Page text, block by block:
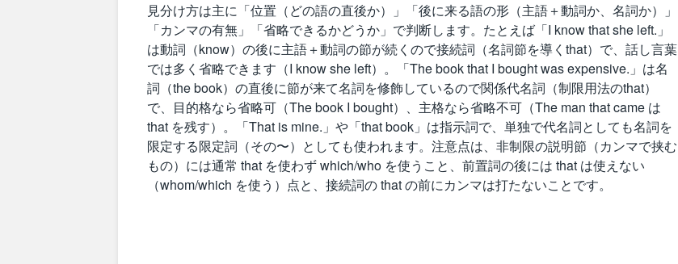
見分け方は主に「位置（どの語の直後か）」「後に来る語の形（主語＋動詞か、名詞か）」
「カンマの有無」「省略できるかどうか」で判断します。たとえば「I know that she left.」
は動詞（know）の後に主語＋動詞の節が続くので接続詞（名詞節を導くthat）で、話し言葉
では多く省略できます（I know she left）。「The book that I bought was expensive.」は名
詞（the book）の直後に節が来て名詞を修飾しているので関係代名詞（制限用法のthat）
で、目的格なら省略可（The book I bought）、主格なら省略不可（The man that came は
that を残す）。「That is mine.」や「that book」は指示詞で、単独で代名詞としても名詞を
限定する限定詞（その〜）としても使われます。注意点は、非制限の説明節（カンマで挟む
もの）には通常 that を使わず which/who を使うこと、前置詞の後には that は使えない
（whom/which を使う）点と、接続詞の that の前にカンマは打たないことです。